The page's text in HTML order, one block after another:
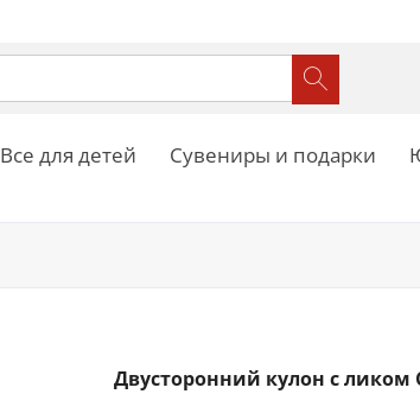
Все для детей Сувениры и подарки
Двусторонний кулон с ликом